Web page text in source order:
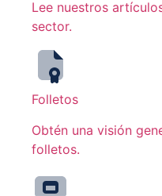
Lee nuestros
sector.
Folletos
Obtén una visión
folletos.